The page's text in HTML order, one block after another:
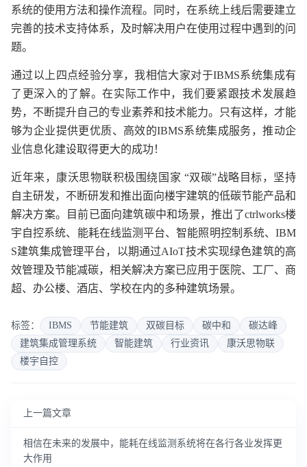
系统的使用方法和操作流程。同时，在系统上线后需要建立
完善的技术支持体系，及时解决用户在使用过程中遇到的问
题。
通过以上四点经验分享，我相信大家对于IBMS系统集成有
了更深入的了解。在实际工作中，我们要紧跟技术发展趋
势，不断提升自己的专业素养和技术能力。只有这样，才能
够为企业提供更优质、高效的IBMS系统集成服务，推动企
业信息化建设取得更大的成功！
近年来，康沃思物联积极围绕国家 “双碳”战略目标，坚持
自主研发，不断研发和推出面向楼宇建筑的低碳节能产品和
解决方案。目前已面向建筑碳中和场景，推出了ctrlworks楼
宇自控系统、能耗在线监测平台、智能照明控制系统、IBM
S建筑集成管理平台，以期通过AIoT技术实现绿色建筑的高
效管理及节能减碳，相关解决方案已应用于医院、工厂、商
超、办公楼、酒店、学校在内的多种建筑场景。
标签： IBMS 节能建筑 双碳目标 碳中和
碳达峰
建筑集成管理系统
智能建筑 行业资讯
康沃思物联
楼宇自控
上一篇文章
相信在未来的发展中，能耗在线监测系统将在各行各业发挥更
大作用